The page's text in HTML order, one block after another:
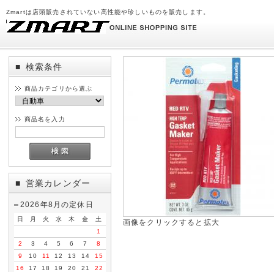
Zmartは店頭販売されていない高性能や珍しいものを販売します。
■ 検索条件
商品カテゴリから選ぶ
商品名を入力
■ 営業カレンダー
2026年8月の定休日
日 月 火 水 木 金
土
1
2
3 4 5 6 7
8
9
10 11 12 13 14
15
16
17 18 19 20 21
22
画像をクリックすると拡大